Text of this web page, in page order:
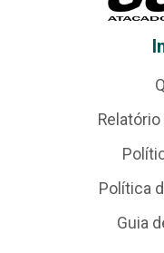
Relatório
Política
Guia